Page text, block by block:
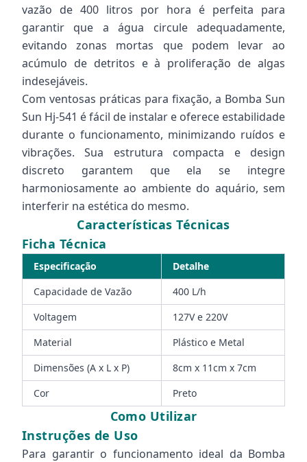
vazão de 400 litros por hora é perfeita para
garantir que a água circule adequadamente,
evitando zonas mortas que podem levar ao
acúmulo de detritos e à proliferação de algas
indesejáveis.
Com ventosas práticas para fixação, a Bomba Sun
Sun Hj-541 é fácil de instalar e oferece estabilidade
durante o funcionamento, minimizando ruídos e
vibrações. Sua estrutura compacta e design
discreto garantem que ela se integre
harmoniosamente ao ambiente do aquário, sem
interferir na estética do mesmo.
Características Técnicas
Ficha Técnica
Especificação
Detalhe
Capacidade de Vazão
400 L/h
Voltagem
127V e 220V
Material
Plástico e Metal
Dimensões (A x L x P)
8cm x 11cm x 7cm
Cor
Preto
Como Utilizar
Instruções de Uso
Para garantir o funcionamento ideal da Bomba